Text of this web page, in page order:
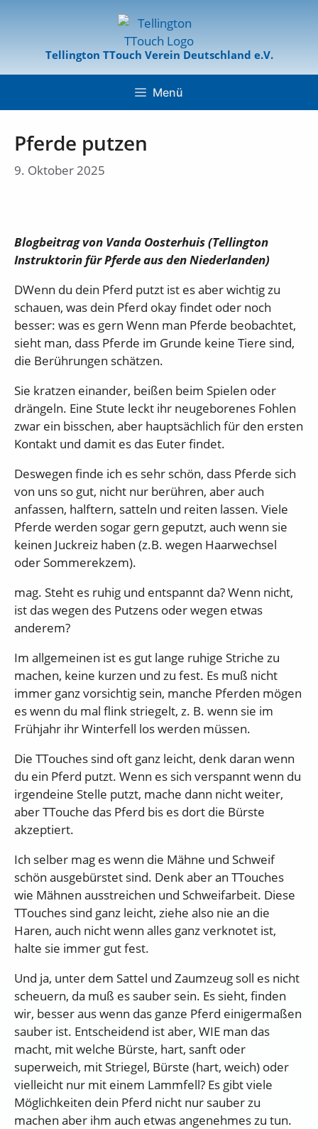
Tellington TTouch Verein Deutschland e.V.
Menü
Pferde putzen
9. Oktober 2025
Blogbeitrag von Vanda Oosterhuis (Tellington
Instruktorin für Pferde aus den Niederlanden)
DWenn du dein Pferd putzt ist es aber wichtig zu
schauen, was dein Pferd okay findet oder noch
besser: was es gern Wenn man Pferde beobachtet,
sieht man, dass Pferde im Grunde keine Tiere sind,
die Berührungen schätzen.
Sie kratzen einander, beißen beim Spielen oder
drängeln. Eine Stute leckt ihr neugeborenes Fohlen
zwar ein bisschen, aber hauptsächlich für den ersten
Kontakt und damit es das Euter findet.
Deswegen finde ich es sehr schön, dass Pferde sich
von uns so gut, nicht nur berühren, aber auch
anfassen, halftern, satteln und reiten lassen. Viele
Pferde werden sogar gern geputzt, auch wenn sie
keinen Juckreiz haben (z.B. wegen Haarwechsel
oder Sommerekzem).
mag. Steht es ruhig und entspannt da? Wenn nicht,
ist das wegen des Putzens oder wegen etwas
anderem?
Im allgemeinen ist es gut lange ruhige Striche zu
machen, keine kurzen und zu fest. Es muß nicht
immer ganz vorsichtig sein, manche Pferden mögen
es wenn du mal flink striegelt, z. B. wenn sie im
Frühjahr ihr Winterfell los werden müssen.
Die TTouches sind oft ganz leicht, denk daran wenn
du ein Pferd putzt. Wenn es sich verspannt wenn du
irgendeine Stelle putzt, mache dann nicht weiter,
aber TTouche das Pferd bis es dort die Bürste
akzeptiert.
Ich selber mag es wenn die Mähne und Schweif
schön ausgebürstet sind. Denk aber an TTouches
wie Mähnen ausstreichen und Schweifarbeit. Diese
TTouches sind ganz leicht, ziehe also nie an die
Haren, auch nicht wenn alles ganz verknotet ist,
halte sie immer gut fest.
Und ja, unter dem Sattel und Zaumzeug soll es nicht
scheuern, da muß es sauber sein. Es sieht, finden
wir, besser aus wenn das ganze Pferd einigermaßen
sauber ist. Entscheidend ist aber, WIE man das
macht, mit welche Bürste, hart, sanft oder
superweich, mit Striegel, Bürste (hart, weich) oder
vielleicht nur mit einem Lammfell? Es gibt viele
Möglichkeiten dein Pferd nicht nur sauber zu
machen aber ihm auch etwas angenehmes zu tun.